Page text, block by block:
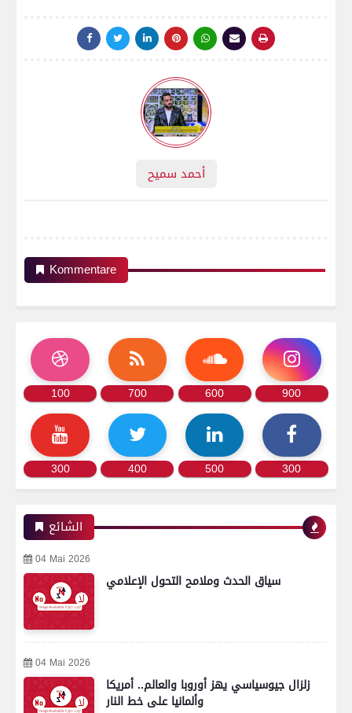
أحمد سميح
Kommentare
100 700 600 900
300 400 500 300
الشائع
04 Mai 2026
سياق الحدث وملامح التحول الإعلامي
04 Mai 2026
زلزال جيوسياسي يهز أوروبا والعالم.. أمريكا
وألمانيا على خط النار